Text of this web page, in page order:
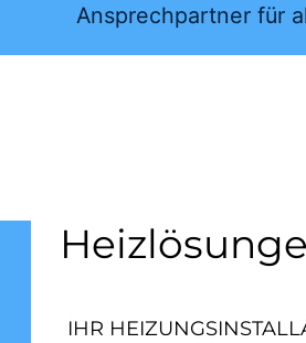
Ansprechpartner für
IHR